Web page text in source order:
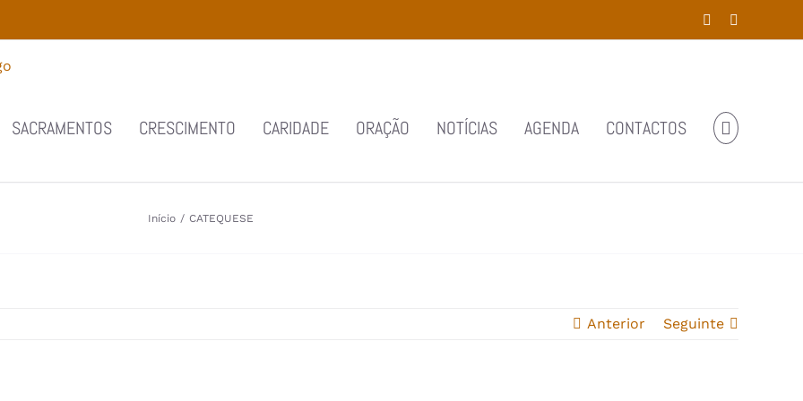
Facebook
SACRAMENTOS CRESCIMENTO CARIDADE ORAÇÃO NOTÍCIAS AGENDA CONTACTOS
Início / CATEQUESE
Anterior Seguinte